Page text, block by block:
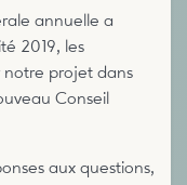
annuelle a
2019, les
notre projet dans
Conseil
aux questions,